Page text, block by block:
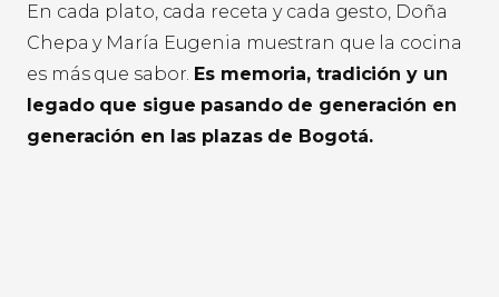
En cada plato, cada receta y cada gesto, Doña
Chepa y María Eugenia muestran que la cocina
es más que sabor. Es memoria, tradición y un
legado que sigue pasando de generación en
generación en las plazas de Bogotá.